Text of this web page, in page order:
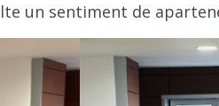
un sentiment de